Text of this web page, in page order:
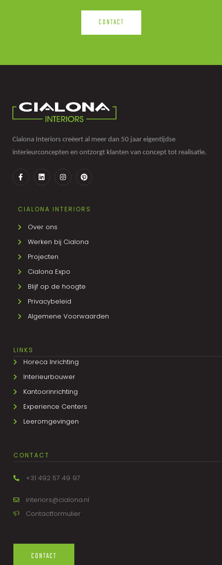
CONTACT
Cialona Interiors creëert al meer dan 50 jaar eigentijdse
interieurconcepten en ontzorgt klanten van concept tot realisatie.
CIALONA INTERIORS
Over ons
Werken bij Cialona
Projecten
Cialona Expo
Blijf op de hoogte
Privacybeleid
Algemene Voorwaarden
LINKS
Horeca Inrichting
Interieurbouwer
Kantoorinrichting
Experience Centers
Leeromgevingen
CONTACT
+31 492 57 49 97
interiors@cialona.nl
Contactformulier
CONTACT